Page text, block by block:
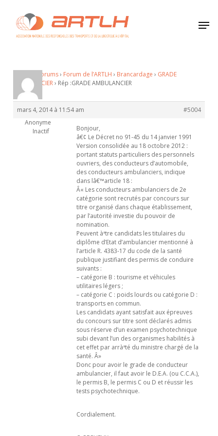
Forums› Forum de l’ARTLH › Brancardage › GRADE
AMBULANCIER› Rép :GRADE AMBULANCIER
mars 4, 2014 à 11:54 am
#5004
Anonyme
Inactif
Bonjour,
â€¢ Le Décret no 91-45 du 14 janvier 1991
Version consolidée au 18 octobre 2012 :
portant statuts particuliers des personnels
ouvriers, des conducteurs d’automobile,
des conducteurs ambulanciers, indique
dans lâ€™article 18 :
Â« Les conducteurs ambulanciers de 2e
catégorie sont recrutés par concours sur
titre organisé dans chaque établissement,
par l’autorité investie du pouvoir de
nomination.
Peuvent àªtre candidats les titulaires du
diplôme d’Etat d’ambulancier mentionné à
l’article R. 4383-17 du code de la santé
publique justifiant des permis de conduire
suivants :
– catégorie B : tourisme et véhicules
utilitaires légers ;
– catégorie C : poids lourds ou catégorie D :
transports en commun.
Les candidats ayant satisfait aux épreuves
du concours sur titre sont déclarés admis
sous réserve d’un examen psychotechnique
subi devant l’un des organismes habilités à
cet effet par arràªté du ministre chargé de la
santé. Â»
Donc pour avoir le grade de conducteur
ambulancier, il faut avoir le D.E.A. (ou C.C.A.),
le permis B, le permis C ou D et réussir les
tests psychotechnique.
Cordialement.
Close